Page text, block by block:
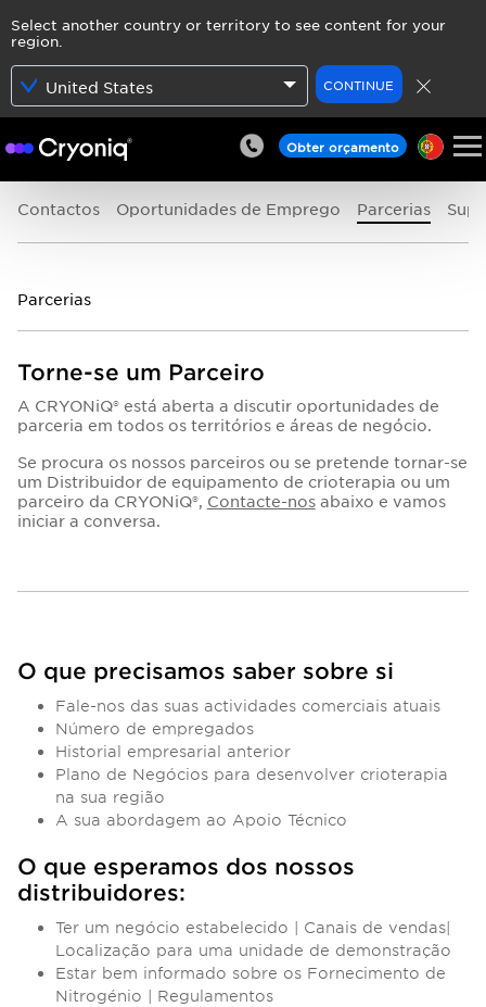
Select another country or territory to see content for your
region.
United States CONTINUE
Obter orçamento
Contactos Oportunidades de Emprego Parcerias
Parcerias
Torne-se um Parceiro
A CRYONiQ® está aberta a discutir oportunidades de
parceria em todos os territórios e áreas de negócio.
Se procura os nossos parceiros ou se pretende tornar-se
um Distribuidor de equipamento de crioterapia ou um
parceiro da CRYONiQ®, Contacte-nosabaixo e vamos
iniciar a conversa.
O que precisamos saber sobre si
Fale-nos das suas actividades comerciais atuais
Número de empregados
Historial empresarial anterior
Plano de Negócios para desenvolver crioterapia
na sua região
A sua abordagem ao Apoio Técnico
O que esperamos dos nossos
distribuidores:
Ter um negócio estabelecido | Canais de vendas|
Localização para uma unidade de demonstração
Estar bem informado sobre os Fornecimento de
Nitrogénio | Regulamentos